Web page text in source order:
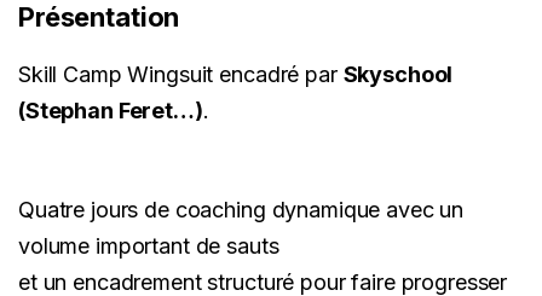
Présentation
Skill Camp Wingsuit encadré par Skyschool
(Stephan Feret…).
Quatre jours de coaching dynamique avec un
volume important de sauts
et un encadrement structuré pour faire progresser